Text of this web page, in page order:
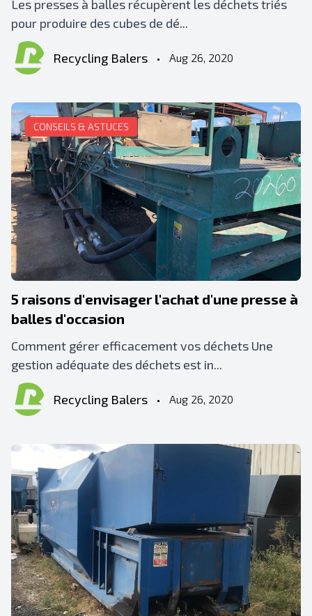
Les presses à balles récupèrent les déchets triés
pour produire des cubes de dé...
Recycling Balers • Aug 26, 2020
CONSEILS & ASTUCES
5 raisons d'envisager l'achat d'une presse à
balles d'occasion
Comment gérer efficacement vos déchets Une
gestion adéquate des déchets est in...
Recycling Balers • Aug 26, 2020